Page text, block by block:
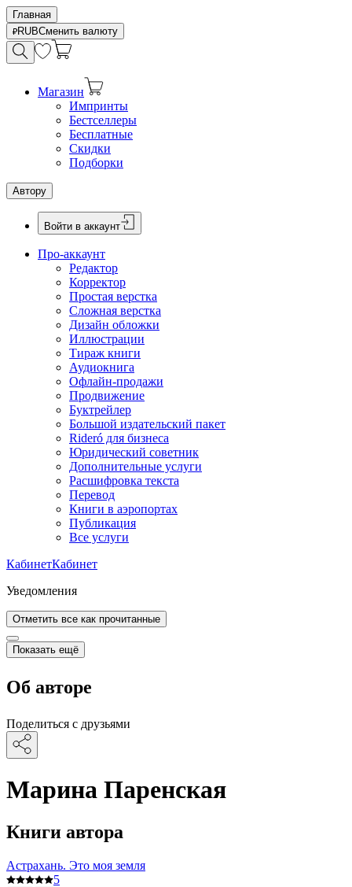
Главная
RUBСменить валюту
Магазин
Импринты
Бестселлеры
Бесплатные
Скидки
Подборки
Автору
Войти в аккаунт
Про-аккаунт
Редактор
Корректор
Простая верстка
Сложная верстка
Дизайн обложки
Иллюстрации
Тираж книги
Аудиокнига
Офлайн-продажи
Продвижение
Буктрейлер
Большой издательский пакет
Rideró для бизнеса
Юридический советник
Дополнительные услуги
Расшифровка текста
Перевод
Книги в аэропортах
Публикация
Все услуги
КабинетКабинет
Уведомления
Отметить все как прочитанные
Показать ещё
Об авторе
Поделиться с друзьями
Марина Паренская
Книги автора
Астрахань. Это моя земля
5